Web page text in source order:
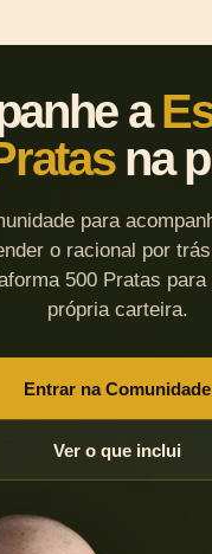
a
na
para
o racional por
500 Pratas
própria carteira.
Entrar na Comunidade
Ver o que inclui